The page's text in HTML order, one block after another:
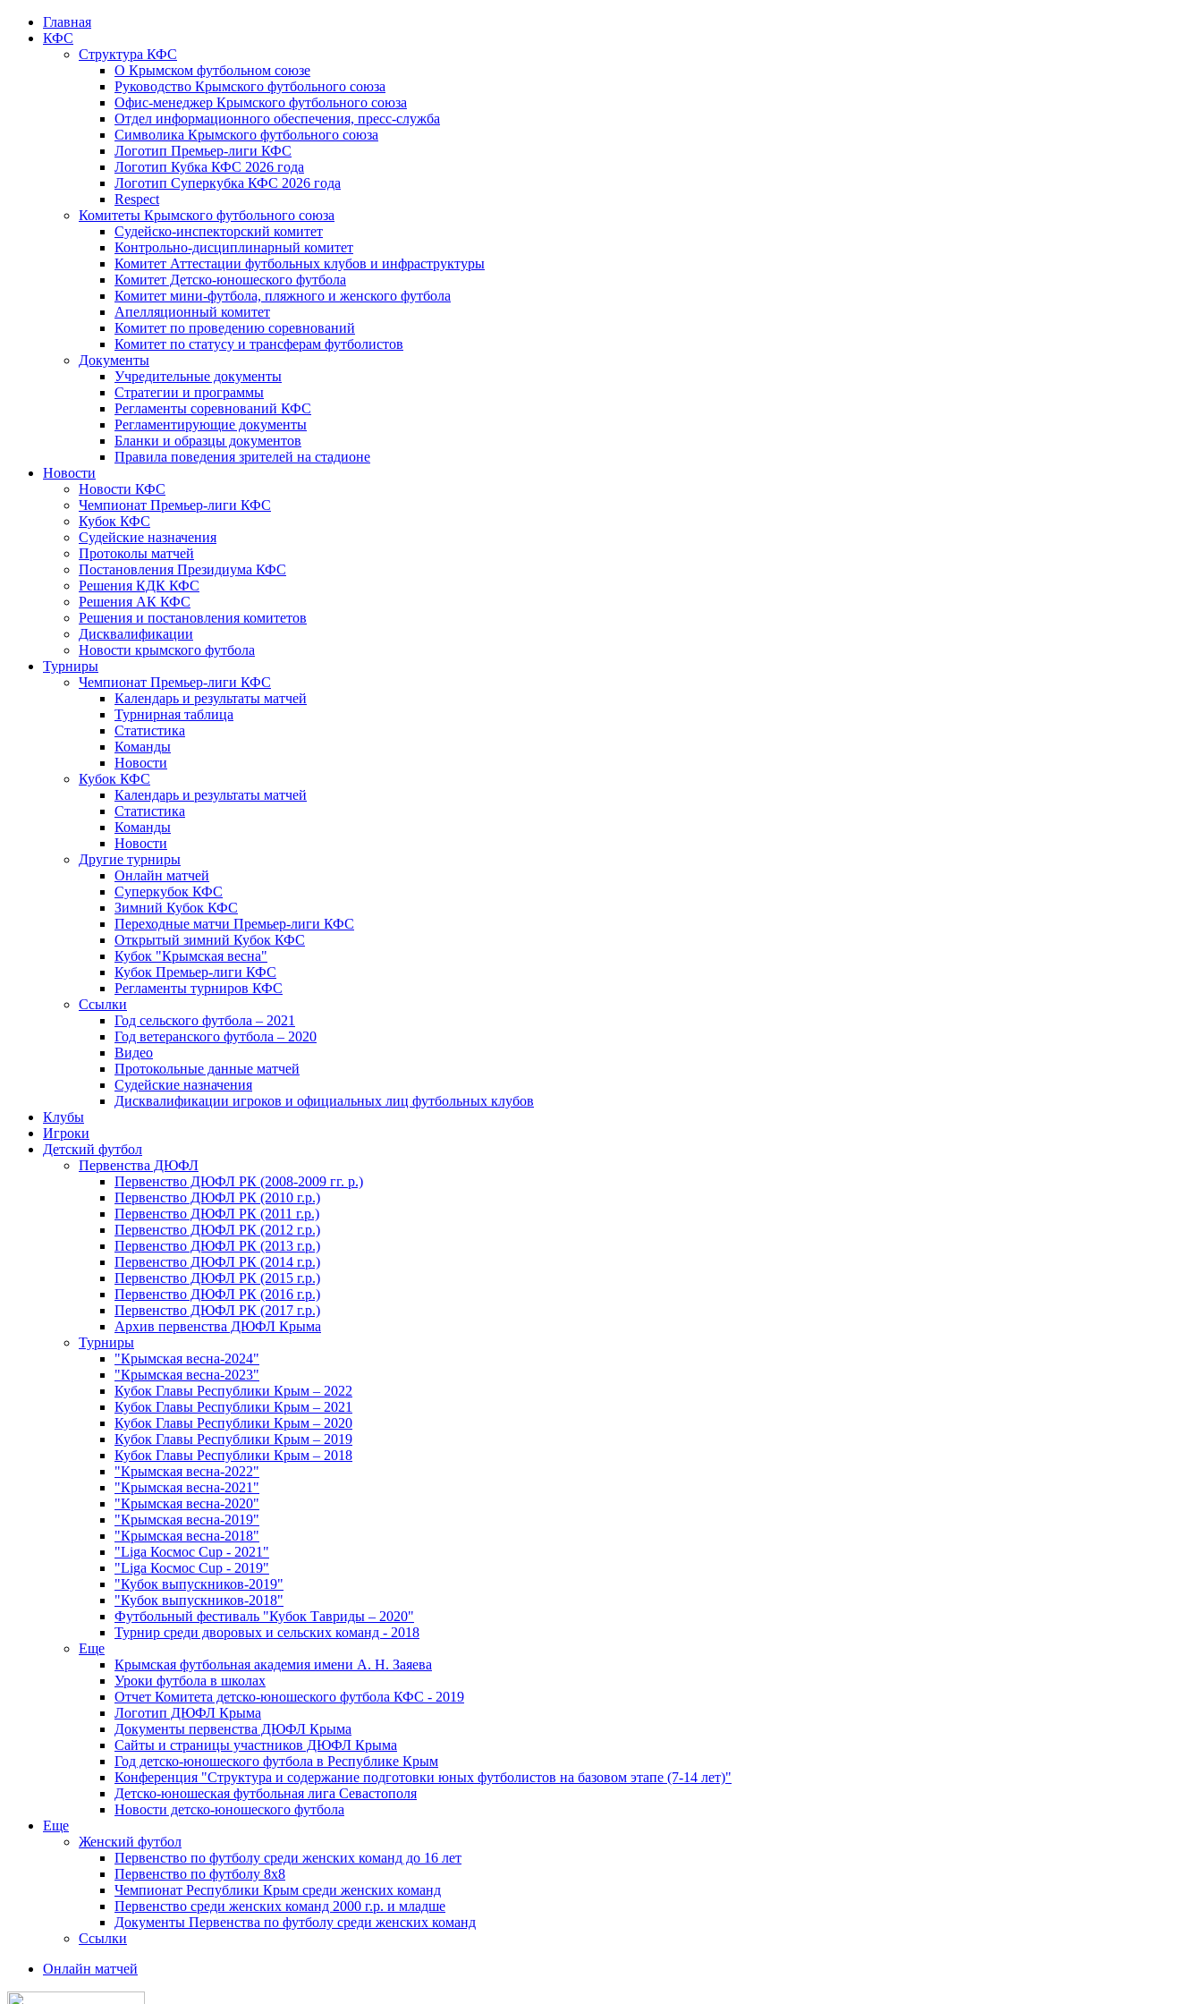
Главная
КФС
Структура КФС
О Крымском футбольном союзе
Руководство Крымского футбольного союза
Офис-менеджер Крымского футбольного союза
Отдел информационного обеспечения, пресс-служба
Символика Крымского футбольного союза
Логотип Премьер-лиги КФС
Логотип Кубка КФС 2026 года
Логотип Суперкубка КФС 2026 года
Respect
Комитеты Крымского футбольного союза
Судейско-инспекторский комитет
Контрольно-дисциплинарный комитет
Комитет Аттестации футбольных клубов и инфраструктуры
Комитет Детско-юношеского футбола
Комитет мини-футбола, пляжного и женского футбола
Апелляционный комитет
Комитет по проведению соревнований
Комитет по статусу и трансферам футболистов
Документы
Учредительные документы
Стратегии и программы
Регламенты соревнований КФС
Регламентирующие документы
Бланки и образцы документов
Правила поведения зрителей на стадионе
Новости
Новости КФС
Чемпионат Премьер-лиги КФС
Кубок КФС
Судейские назначения
Протоколы матчей
Постановления Президиума КФС
Решения КДК КФС
Решения АК КФС
Решения и постановления комитетов
Дисквалификации
Новости крымского футбола
Турниры
Чемпионат Премьер-лиги КФС
Календарь и результаты матчей
Турнирная таблица
Статистика
Команды
Новости
Кубок КФС
Календарь и результаты матчей
Статистика
Команды
Новости
Другие турниры
Онлайн матчей
Суперкубок КФС
Зимний Кубок КФС
Переходные матчи Премьер-лиги КФС
Открытый зимний Кубок КФС
Кубок "Крымская весна"
Кубок Премьер-лиги КФС
Регламенты турниров КФС
Ссылки
Год сельского футбола – 2021
Год ветеранского футбола – 2020
Видео
Протокольные данные матчей
Судейские назначения
Дисквалификации игроков и официальных лиц футбольных клубов
Клубы
Игроки
Детский футбол
Первенства ДЮФЛ
Первенство ДЮФЛ РК (2008-2009 гг. р.)
Первенство ДЮФЛ РК (2010 г.р.)
Первенство ДЮФЛ РК (2011 г.р.)
Первенство ДЮФЛ РК (2012 г.р.)
Первенство ДЮФЛ РК (2013 г.р.)
Первенство ДЮФЛ РК (2014 г.р.)
Первенство ДЮФЛ РК (2015 г.р.)
Первенство ДЮФЛ РК (2016 г.р.)
Первенство ДЮФЛ РК (2017 г.р.)
Архив первенства ДЮФЛ Крыма
Турниры
"Крымская весна-2024"
"Крымская весна-2023"
Кубок Главы Республики Крым – 2022
Кубок Главы Республики Крым – 2021
Кубок Главы Республики Крым – 2020
Кубок Главы Республики Крым – 2019
Кубок Главы Республики Крым – 2018
"Крымская весна-2022"
"Крымская весна-2021"
"Крымская весна-2020"
"Крымская весна-2019"
"Крымская весна-2018"
"Liga Космос Cup - 2021"
"Liga Космос Cup - 2019"
"Кубок выпускников-2019"
"Кубок выпускников-2018"
Футбольный фестиваль "Кубок Тавриды – 2020"
Турнир среди дворовых и сельских команд - 2018
Еще
Крымская футбольная академия имени А. Н. Заяева
Уроки футбола в школах
Отчет Комитета детско-юношеского футбола КФС - 2019
Логотип ДЮФЛ Крыма
Документы первенства ДЮФЛ Крыма
Сайты и страницы участников ДЮФЛ Крыма
Год детско-юношеского футбола в Республике Крым
Конференция "Структура и содержание подготовки юных футболистов на базовом этапе (7-14 лет)"
Детско-юношеская футбольная лига Севастополя
Новости детско-юношеского футбола
Еще
Женский футбол
Первенство по футболу среди женских команд до 16 лет
Первенство по футболу 8х8
Чемпионат Республики Крым среди женских команд
Первенство среди женских команд 2000 г.р. и младше
Документы Первенства по футболу среди женских команд
Ссылки
Онлайн матчей